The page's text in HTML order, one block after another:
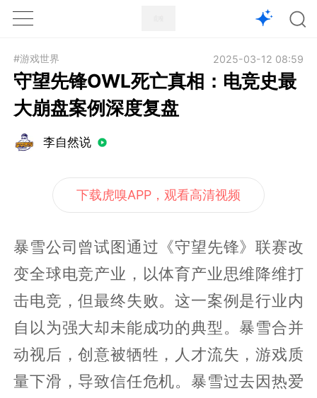
1X
#游戏世界 2025-03-12 08:59
守望先锋OWL死亡真相：电竞史最
大崩盘案例深度复盘
李自然说
下载虎嗅APP，观看高清视频
暴雪公司曾试图通过《守望先锋》联赛改
变全球电竞产业，以体育产业思维降维打
击电竞，但最终失败。这一案例是行业内
自以为强大却未能成功的典型。暴雪合并
动视后，创意被牺牲，人才流失，游戏质
量下滑，导致信任危机。暴雪过去因热爱